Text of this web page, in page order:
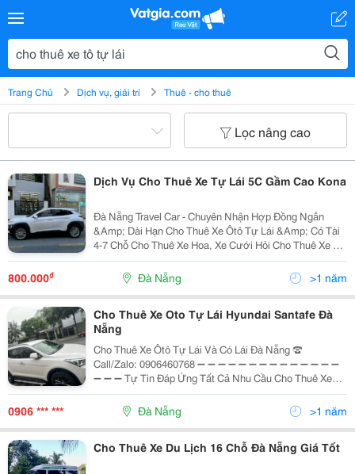
Trang Chủ Dịch vụ, giải trí Thuê - cho thuê
Lọc nâng cao
Dịch Vụ Cho Thuê Xe Tự Lái 5C Gầm Cao Kona
Đà Nẵng Travel Car - Chuyên Nhận Hợp Đồng Ngắn
&Amp; Dài Hạn Cho Thuê Xe Ôtô Tự Lái &Amp; Có Tài
4-7 Chỗ Cho Thuê Xe Hoa, Xe Cưới Hỏi Cho Thuê Xe Du
Lịch 16 - 45 Chỗ Chuyên Đưa Đón Sân Bay 4 - 16 Chỗ,
800.000₫ Đà Nẵng >1 năm
Cho Thuê Xe Oto Tự Lái Hyundai Santafe Đà
Nẵng
Cho Thuê Xe Ôtô Tự Lái Và Có Lái Đà Nẵng ☎️
Call/Zalo: 0906460768 ➖ ➖ ➖ ➖ ➖ ➖ ➖ ➖ ➖ ➖ ➖ ➖ ➖ ➖
➖ ➖ ➖ Tự Tin Đáp Ứng Tất Cả Nhu Cầu Cho Thuê Xe
Tự Lái Trong Ngày Và Dài Ngày-Theo Tuần-Theo Tháng
Với Các Dịch Vụ : Với Tất Cả Tiêu Chí: Giao Xe...
0906 *** *** Đà Nẵng >1 năm
Cho Thuê Xe Du Lịch 16 Chỗ Đà Nẵng Giá Tốt